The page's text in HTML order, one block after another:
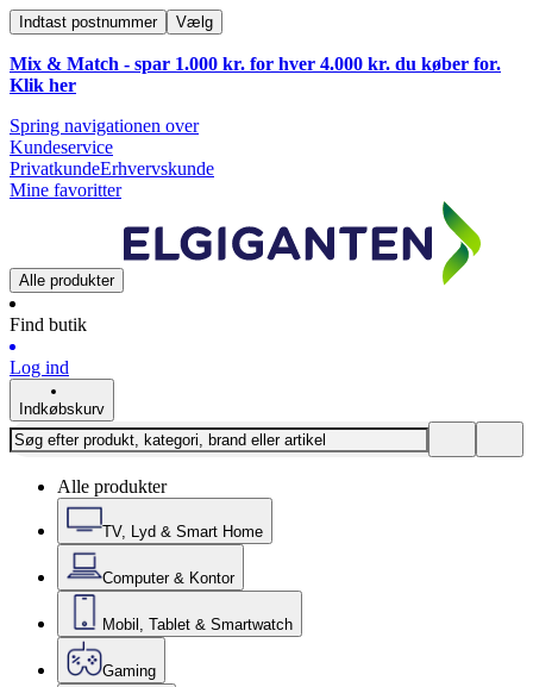
Indtast postnummer Vælg
Mix & Match - spar 1.000 kr. for hver 4.000 kr. du køber for.
Klik her
Spring navigationen over
Kundeservice
PrivatkundeErhvervskunde
Mine favoritter
Alle produkter
Find butik
Log ind
Indkøbskurv
Alle produkter
TV, Lyd & Smart Home
Computer & Kontor
Mobil, Tablet & Smartwatch
Gaming